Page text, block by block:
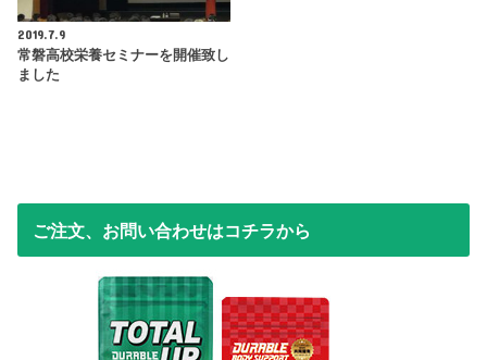
2019.7.9
常磐高校栄養セミナーを開催致し
ました
ご注文、お問い合わせはコチラから